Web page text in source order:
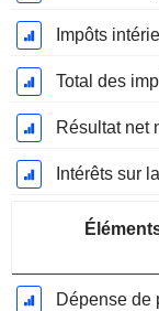
Impôts
Total des
Résultat net
Intérêts sur
Dépense de